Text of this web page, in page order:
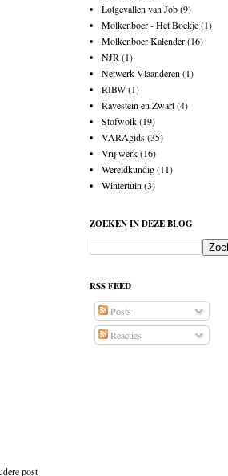
post
Lotgevallen van Job(9)
Molkenboer - Het Boekje(1)
Molkenboer Kalender(16)
NJR (1)
Netwerk Vlaanderen (1)
RIBW(1)
Ravestein en Zwart(4)
Stofwolk(19)
VARAgids(35)
Vrij werk(16)
Wereldkundig(11)
Wintertuin (3)
ZOEKEN IN DEZE BLOG
RSS FEED
Posts
Reacties